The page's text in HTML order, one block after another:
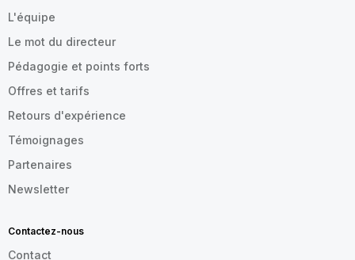
L'équipe
Le mot du directeur
Pédagogie et points forts
Offres et tarifs
Retours d'expérience
Témoignages
Partenaires
Newsletter
Contactez-nous
Contact